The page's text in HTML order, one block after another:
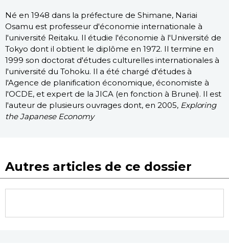
Né en 1948 dans la préfecture de Shimane, Nariai
Osamu est professeur d'économie internationale à
l'université Reitaku. Il étudie l'économie à l'Université de
Tokyo dont il obtient le diplôme en 1972. Il termine en
1999 son doctorat d'études culturelles internationales à
l'université du Tohoku. Il a été chargé d'études à
l'Agence de planification économique, économiste à
l'OCDE, et expert de la JICA (en fonction à Brunei). Il est
l'auteur de plusieurs ouvrages dont, en 2005, Exploring
the Japanese Economy
Autres articles de ce dossier